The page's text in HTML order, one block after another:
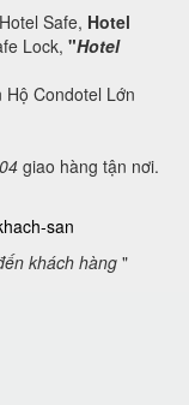
Hotel Safe, Hotel
Lock, "Hotel
Hộ Condotel Lớn
giao hàng tận nơi.
san
khách hàng "